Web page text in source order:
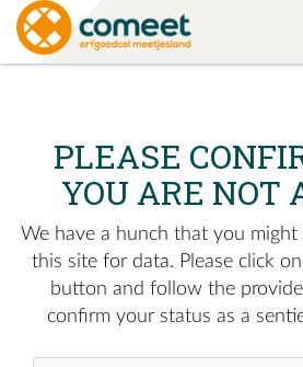
PLEASE
YOU ARE NOT
We have a hunch that you
this site for data. Please click
button and follow the
confirm your status as a